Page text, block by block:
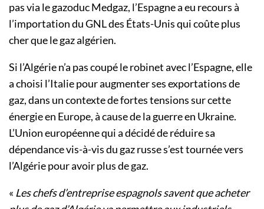
pas via le gazoduc Medgaz, l’Espagne a eu recours à
l’importation du GNL des États-Unis qui coûte plus
cher que le gaz algérien.
Si l’Algérie n’a pas coupé le robinet avec l’Espagne, elle
a choisi l’Italie pour augmenter ses exportations de
gaz, dans un contexte de fortes tensions sur cette
énergie en Europe, à cause de la guerre en Ukraine.
L’Union européenne qui a décidé de réduire sa
dépendance vis-à-vis du gaz russe s’est tournée vers
l’Algérie pour avoir plus de gaz.
« Les chefs d’entreprise espagnols savent que acheter